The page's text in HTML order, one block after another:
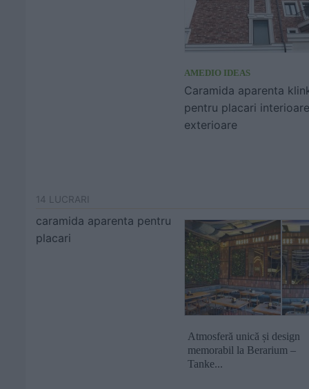
AMEDIO IDEAS
Caramida aparenta
pentru placari
exterioare
14 LUCRARI
caramida aparenta pentru
placari
Atmosferă unică și design
memorabil la Berarium –
Tanke...